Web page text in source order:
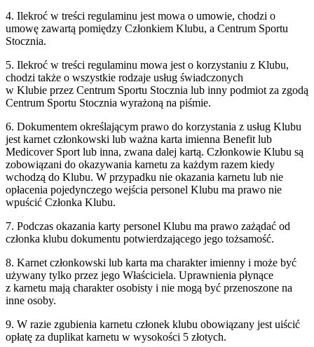
4. Ilekroć w treści regulaminu jest mowa o umowie, chodzi o
umowę zawartą pomiędzy Członkiem Klubu, a Centrum Sportu
Stocznia.
5. Ilekroć w treści regulaminu mowa jest o korzystaniu z Klubu,
chodzi także o wszystkie rodzaje usług świadczonych
w Klubie przez Centrum Sportu Stocznia lub inny podmiot za zgodą
Centrum Sportu Stocznia wyrażoną na piśmie.
6. Dokumentem określającym prawo do korzystania z usług Klubu
jest karnet członkowski lub ważna karta imienna Benefit lub
Medicover Sport lub inna, zwana dalej kartą. Członkowie Klubu są
zobowiązani do okazywania karnetu za każdym razem kiedy
wchodzą do Klubu. W przypadku nie okazania karnetu lub nie
opłacenia pojedynczego wejścia personel Klubu ma prawo nie
wpuścić Członka Klubu.
7. Podczas okazania karty personel Klubu ma prawo zażądać od
członka klubu dokumentu potwierdzającego jego tożsamość.
8. Karnet członkowski lub karta ma charakter imienny i może być
używany tylko przez jego Właściciela. Uprawnienia płynące
z karnetu mają charakter osobisty i nie mogą być przenoszone na
inne osoby.
9. W razie zgubienia karnetu członek klubu obowiązany jest uiścić
opłatę za duplikat karnetu w wysokości 5 złotych.